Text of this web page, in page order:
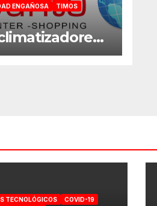
ENGAÑOSA
TIMOS
TECNOLÓGICOS
COVID-19